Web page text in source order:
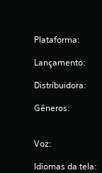
Plataforma:
Lançamento:
Distribuidora:
Gêneros:
Voz:
Idiomas da tela: